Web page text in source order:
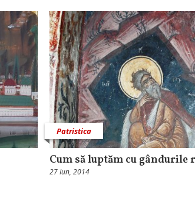
Patristica
Cum să luptăm cu gândurile
27 Iun, 2014